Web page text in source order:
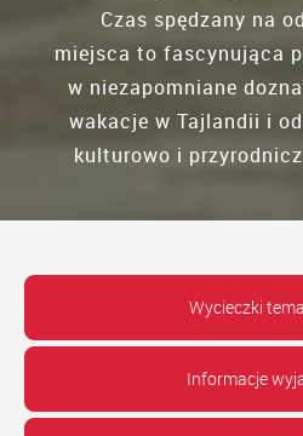
Czas spędzany na
miejsca to fascynująca
w niezapomniane
wakacje w Tajlandii i
kulturowo i
Wycieczki
Informacje